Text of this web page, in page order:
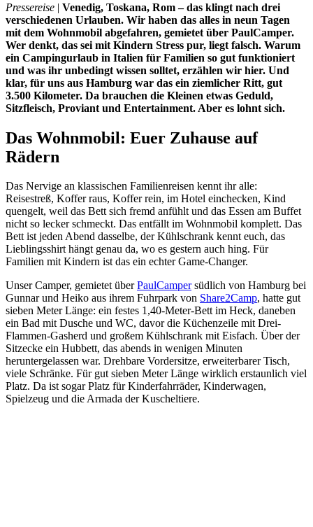
Pressereise | Venedig, Toskana, Rom – das klingt nach drei
verschiedenen Urlauben. Wir haben das alles in neun Tagen
mit dem Wohnmobil abgefahren, gemietet über PaulCamper.
Wer denkt, das sei mit Kindern Stress pur, liegt falsch. Warum
ein Campingurlaub in Italien für Familien so gut funktioniert
und was ihr unbedingt wissen solltet, erzählen wir hier. Und
klar, für uns aus Hamburg war das ein ziemlicher Ritt, gut
3.500 Kilometer. Da brauchen die Kleinen etwas Geduld,
Sitzfleisch, Proviant und Entertainment. Aber es lohnt sich.
Das Wohnmobil: Euer Zuhause auf
Rädern
Das Nervige an klassischen Familienreisen kennt ihr alle:
Reisestreß, Koffer raus, Koffer rein, im Hotel einchecken, Kind
quengelt, weil das Bett sich fremd anfühlt und das Essen am Buffet
nicht so lecker schmeckt. Das entfällt im Wohnmobil komplett. Das
Bett ist jeden Abend dasselbe, der Kühlschrank kennt euch, das
Lieblingsshirt hängt genau da, wo es gestern auch hing. Für
Familien mit Kindern ist das ein echter Game-Changer.
Unser Camper, gemietet überPaulCampersüdlich von Hamburg bei
Gunnar und Heiko aus ihrem Fuhrpark von Share2Camp, hatte gut
sieben Meter Länge: ein festes 1,40-Meter-Bett im Heck, daneben
ein Bad mit Dusche und WC, davor die Küchenzeile mit Drei-
Flammen-Gasherd und großem Kühlschrank mit Eisfach. Über der
Sitzecke ein Hubbett, das abends in wenigen Minuten
heruntergelassen war. Drehbare Vordersitze, erweiterbarer Tisch,
viele Schränke. Für gut sieben Meter Länge wirklich erstaunlich viel
Platz. Da ist sogar Platz für Kinderfahrräder, Kinderwagen,
Spielzeug und die Armada der Kuscheltiere.